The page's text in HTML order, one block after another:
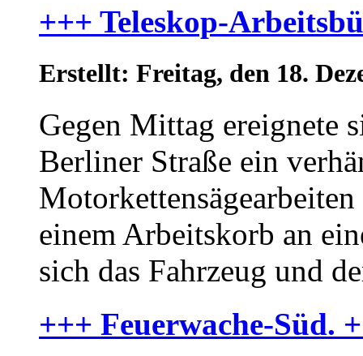
+++ Teleskop-
Erstellt: Freitag, den 18.
Gegen Mittag ereignete
Berliner Straße ein
einem Arbeitskorb an
sich das Fahrzeug und
+++ Feuerwache-Süd.